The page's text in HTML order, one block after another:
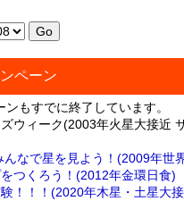
ペーン
もすでに終了しています。
ウィーク(2003年火星大接近
なで星を見よう！(2009年世
つくろう！(2012年金環日食)
！！！(2020年木星・土星大